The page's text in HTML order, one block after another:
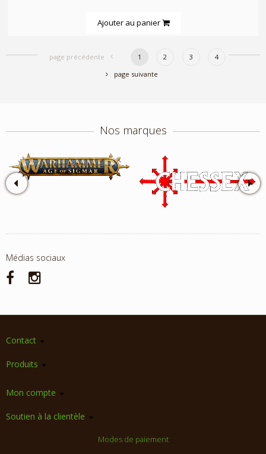
Ajouter au panier
page précédente 1 2 3
4
page suivante
Nos marques
Médias sociaux
Contact
Produits
Mon compte
Soutien à la clientèle
Modes de paiement